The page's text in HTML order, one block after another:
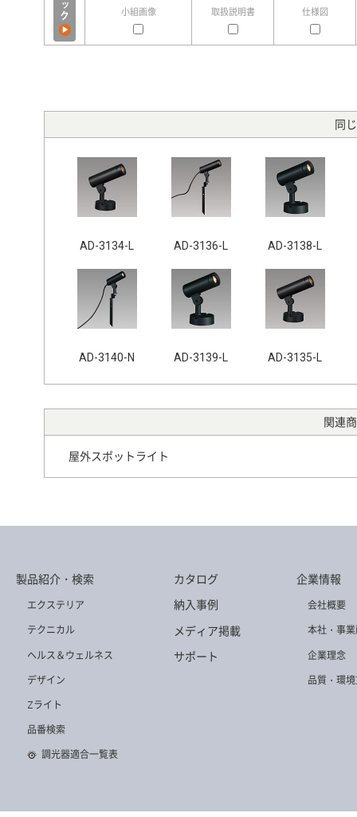
小組画像 取扱説明書 仕様図
同
AD-3134-L AD-3136-L AD-3138-L
AD-3140-N AD-3139-L AD-3135-L
関連
屋外スポットライト
製品紹介・検索
エクステリア
テクニカル
ヘルス＆ウェルネス
デザイン
Zライト
品番検索
調光器適合一覧表
カタログ
納入事例
メディア掲載
サポート
企業情報
会社概要
本社・事
企業理念
品質・環